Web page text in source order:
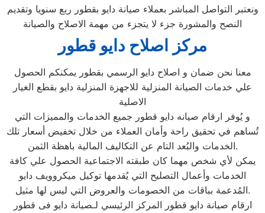
ونعتبر التواصل المباشر بعملاء صيانة دايو بقطور ربع سنويا وتقديم
النصح والمشورة جزء لا يتجزء من مهمة الاصلاح والصيانة
مركز اصلاح دايو قطور
معنا نحن ضمان و اصلاح دايو الرسمي بقطور يمكنكم الحصول
علي خدمات الصيانة المنزلية للاجهزة المنزلية دايو بقطع الغيار
الاصلية
و يُوفر ارقام صيانه دايو قطور جميع الخدمات والمميزات التي
تُساهم في تحقيق راحة وأمان العملاء من خلال تخفيض أسعار تلك
الخدمات والبُعد التام عن التكاليف المالية باهظة الثمن.
يمكن لأي شخص مهما كان طبقته الاجتماعية الحصول علي كافة
الخدمات وأعمال التصليح التي يُقدمها توكيل ميكروويف دايو
المُدعمة بباقات من الخصومات والعروض التي ليس لها مثيل.
ارقام صيانة دايو قطور المركز الرئيسي لـصيانة دايو فى قطور